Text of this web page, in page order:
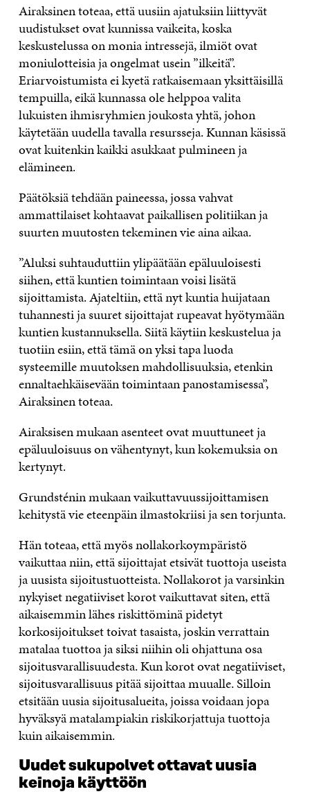
Airaksinen toteaa, että uusiin ajatuksiin liittyvät
uudistukset ovat kunnissa vaikeita, koska
keskustelussa on monia intressejä, ilmiöt ovat
moniulotteisia ja ongelmat usein ”ilkeitä”.
Eriarvoistumista ei kyetä ratkaisemaan yksittäisillä
tempuilla, eikä kunnassa ole helppoa valita
lukuisten ihmisryhmien joukosta yhtä, johon
käytetään uudella tavalla resursseja. Kunnan käsissä
ovat kuitenkin kaikki asukkaat pulmineen ja
elämineen.
Päätöksiä tehdään paineessa, jossa vahvat
ammattilaiset kohtaavat paikallisen politiikan ja
suurten muutosten tekeminen vie aina aikaa.
”Aluksi suhtauduttiin ylipäätään epäluuloisesti
siihen, että kuntien toimintaan voisi lisätä
sijoittamista. Ajateltiin, että nyt kuntia huijataan
tuhannesti ja suuret sijoittajat rupeavat hyötymään
kuntien kustannuksella. Siitä käytiin keskustelua ja
tuotiin esiin, että tämä on yksi tapa luoda
systeemille muutoksen mahdollisuuksia, etenkin
ennaltaehkäisevään toimintaan panostamisessa”,
Airaksinen toteaa.
Airaksisen mukaan asenteet ovat muuttuneet ja
epäluuloisuus on vähentynyt, kun kokemuksia on
kertynyt.
Grundsténin mukaan vaikuttavuussijoittamisen
kehitystä vie eteenpäin ilmastokriisi ja sen torjunta.
Hän toteaa, että myös nollakorkoympäristö
vaikuttaa niin, että sijoittajat etsivät tuottoja useista
ja uusista sijoitustuotteista. Nollakorot ja varsinkin
nykyiset negatiiviset korot vaikuttavat siten, että
aikaisemmin lähes riskittöminä pidetyt
korkosijoitukset toivat tasaista, joskin verrattain
matalaa tuottoa ja siksi niihin oli ohjattuna osa
sijoitusvarallisuudesta. Kun korot ovat negatiiviset,
sijoitusvarallisuus pitää sijoittaa muualle. Silloin
etsitään uusia sijoitusalueita, joissa voidaan jopa
hyväksyä matalampiakin riskikorjattuja tuottoja
kuin aikaisemmin.
Uudet sukupolvet ottavat uusia
keinoja käyttöön